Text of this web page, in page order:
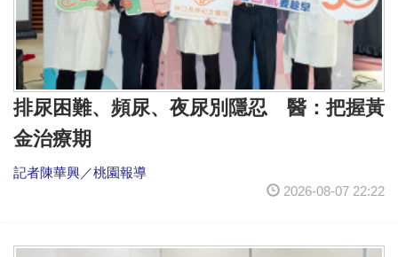
排尿困難、頻尿、夜尿別隱忍 醫：把握黃
金治療期
記者陳華興／桃園報導
2026-08-07 22:22